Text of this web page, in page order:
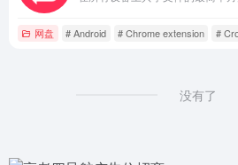
网盘 # Android # Chrome extension #
没有了